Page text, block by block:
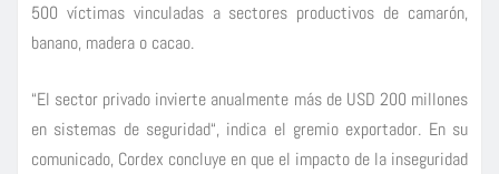
500 víctimas vinculadas a sectores productivos de camarón,
banano, madera o cacao.
“El sector privado invierte anualmente más de USD 200 millones
en sistemas de seguridad“, indica el gremio exportador. En su
comunicado, Cordex concluye en que el impacto de la inseguridad